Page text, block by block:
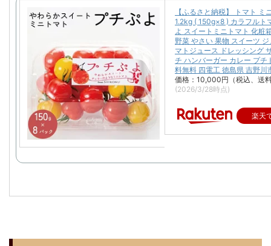
【ふるさと納税】 トマト ミ
1.2kg ( 150g×8 ) カラフルト
よ スイートミニトマト 化粧
野菜 やさい 果物 スイーツ
マトジュース ドレッシング
チ ハンバーガー カレー プチ
料無料 四電工 徳島県 吉野川
価格：10,000円（税込、送
(2026/3/28時点)
楽天